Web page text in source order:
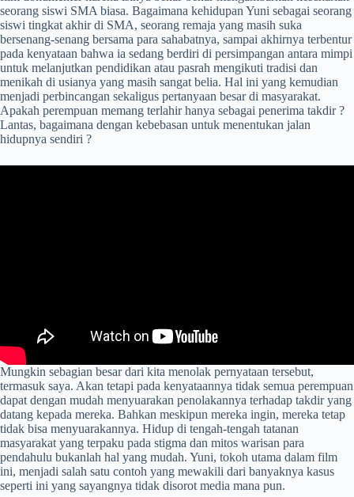
seorang siswi SMA biasa. Bagaimana kehidupan Yuni sebagai seorang
siswi tingkat akhir di SMA, seorang remaja yang masih suka
bersenang-senang bersama para sahabatnya, sampai akhirnya terbentur
pada kenyataan bahwa ia sedang berdiri di persimpangan antara mimpi
untuk melanjutkan pendidikan atau pasrah mengikuti tradisi dan
menikah di usianya yang masih sangat belia. Hal ini yang kemudian
menjadi perbincangan sekaligus pertanyaan besar di masyarakat.
Apakah perempuan memang terlahir hanya sebagai penerima takdir ?
Lantas, bagaimana dengan kebebasan untuk menentukan jalan
hidupnya sendiri ?
Mungkin sebagian besar dari kita menolak pernyataan tersebut,
termasuk saya. Akan tetapi pada kenyataannya tidak semua perempuan
dapat dengan mudah menyuarakan penolakannya terhadap takdir yang
datang kepada mereka. Bahkan meskipun mereka ingin, mereka tetap
tidak bisa menyuarakannya. Hidup di tengah-tengah tatanan
masyarakat yang terpaku pada stigma dan mitos warisan para
pendahulu bukanlah hal yang mudah. Yuni, tokoh utama dalam film
ini, menjadi salah satu contoh yang mewakili dari banyaknya kasus
seperti ini yang sayangnya tidak disorot media mana pun.